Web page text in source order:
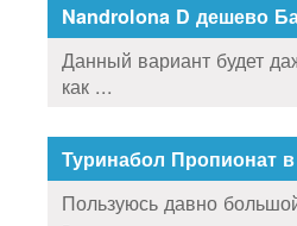
Nandrolona D дешево
Данный вариант будет
как ...
Туринабол Пропионат в
Пользуюсь давно